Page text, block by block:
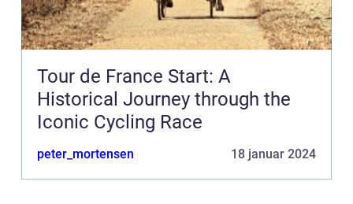
Tour de France Start: A
Historical Journey through the
Iconic Cycling Race
peter_mortensen 18 januar 2024